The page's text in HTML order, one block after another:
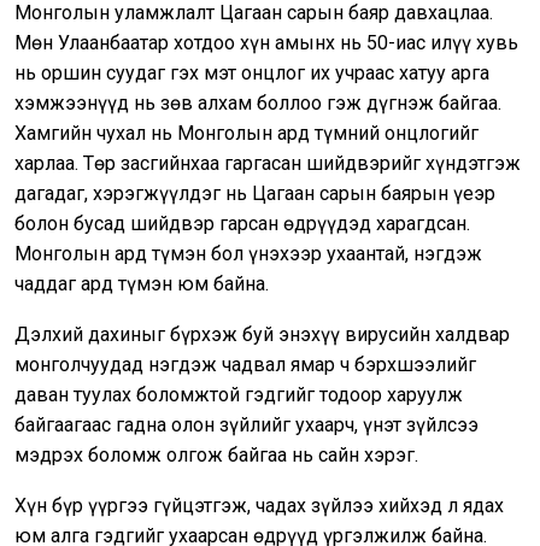
Монголын уламжлалт Цагаан сарын баяр давхацлаа.
Мөн Улаанбаатар хотдоо хүн амынх нь 50-иас илүү хувь
нь оршин суудаг гэх мэт онцлог их учраас хатуу арга
хэмжээнүүд нь зөв алхам боллоо гэж дүгнэж байгаа.
Хамгийн чухал нь Монголын ард түмний онцлогийг
харлаа. Төр засгийнхаа гаргасан шийдвэрийг хүндэтгэж
дагадаг, хэрэгжүүлдэг нь Цагаан сарын баярын үеэр
болон бусад шийдвэр гарсан өдрүүдэд харагдсан.
Монголын ард түмэн бол үнэхээр ухаантай, нэгдэж
чаддаг ард түмэн юм байна.
Дэлхий дахиныг бүрхэж буй энэхүү вирусийн халдвар
монголчуудад нэгдэж чадвал ямар ч бэрхшээлийг
даван туулах боломжтой гэдгийг тодоор харуулж
байгаагаас гадна олон зүйлийг ухаарч, үнэт зүйлсээ
мэдрэх боломж олгож байгаа нь сайн хэрэг.
Хүн бүр үүргээ гүйцэтгэж, чадах зүйлээ хийхэд л ядах
юм алга гэдгийг ухаарсан өдрүүд үргэлжилж байна.